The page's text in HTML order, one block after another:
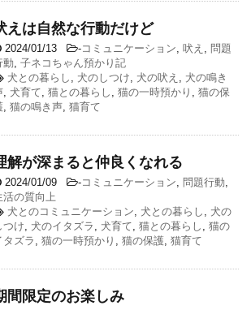
えは自然な行動だけど
2024/01/13 -コミュニケーション 吠え
問題
動 子ネコちゃん預かり記
犬との暮らし
犬のしつけ 犬の吠え
犬の鳴き
犬育て 猫との暮らし 猫の一時預かり
猫の保
猫の鳴き声 猫育て
解が深まると仲良くなれる
2024/01/09 -コミュニケーション 問題行動
活の質向上
犬とのコミュニケーション
犬との暮らし
犬の
つけ
犬のイタズラ 犬育て 猫との暮らし
猫の
タズラ
猫の一時預かり 猫の保護 猫育て
間限定のお楽しみ